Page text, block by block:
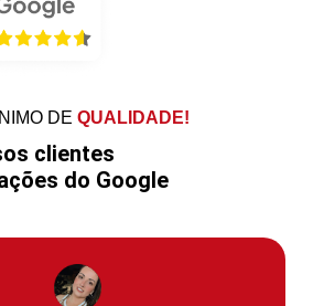
DEQUALIDADE!
clientes
do Google